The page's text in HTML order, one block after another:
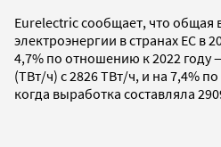
Eurelectric сообщает, что общая
электроэнергии в странах ЕС в
4,7% по отношению к 2022 году
(ТВт/ч) с 2826 ТВт/ч, и на 7,4%
когда выработка составляла